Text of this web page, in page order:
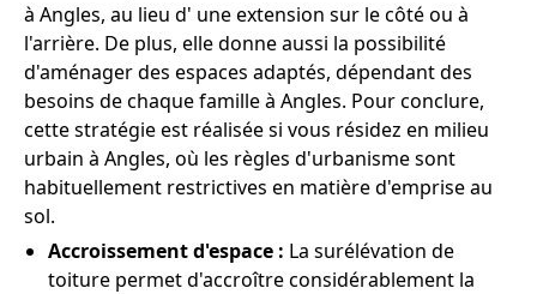
à Angles, au lieu d' une extension sur le côté ou à
l'arrière. De plus, elle donne aussi la possibilité
d'aménager des espaces adaptés, dépendant des
besoins de chaque famille à Angles. Pour conclure,
cette stratégie est réalisée si vous résidez en milieu
urbain à Angles, où les règles d'urbanisme sont
habituellement restrictives en matière d'emprise au
sol.
Accroissement d'espace : La surélévation de
toiture permet d'accroître considérablement la